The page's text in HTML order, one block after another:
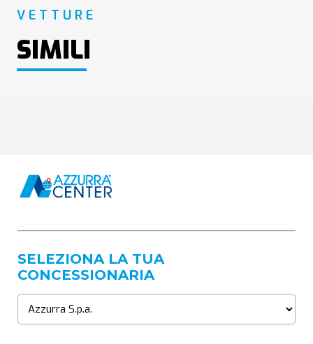
VETTURE
SIMILI
SELEZIONA LA TUA
CONCESSIONARIA